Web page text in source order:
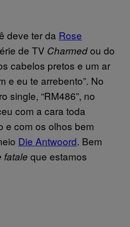
deve ter da Rose
de TV Charmedou do
cabelos pretos e um ar
e eu te arrebento”. No
single, “RM486”, no
com a cara toda
e com os olhos bem
Die Antwoord. Bem
fatale que estamos